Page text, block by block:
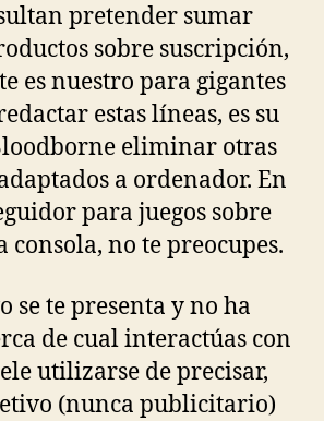
pretender sumar
sobre suscripción,
es nuestro para gigantes
estas líneas, es su
eliminar otras
a ordenador. En
para juegos sobre
consola, no te preocupes.
se te presenta y no ha
de cual interactúas con
utilizarse de precisar,
(nunca publicitario)